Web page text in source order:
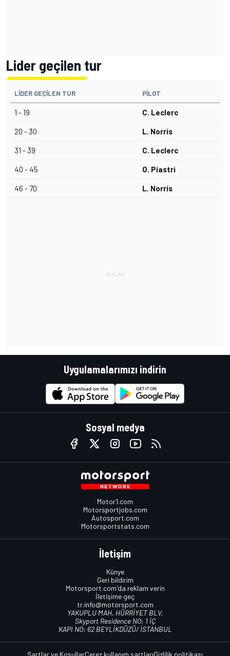
Lider geçilen tur
LIDER GEÇILEN TUR PILOT
1 - 19 C. Leclerc
20 - 30 L. Norris
31 - 39 C. Leclerc
40 - 45 O. Piastri
46 - 70 L. Norris
Uygulamalarımızı indirin
Sosyal medya
Motor1.com
Motorsportjobs.com
Autosport.com
Motorsportstats.com
İletişim
Künye
Geri bildirim
Motorsport.com'da reklam verin
İletişime geç
tr.info@motorsport.com
YAKUPLU MAH. HÜRRİYET BLV.
Skyport Residence NO: 1 İÇ
KAPI NO: 62 BEYLİKDÜZÜ/ İSTANBUL
Şartlar ve KoşullarÇerez kullanım şartlarıGizlilik politikası